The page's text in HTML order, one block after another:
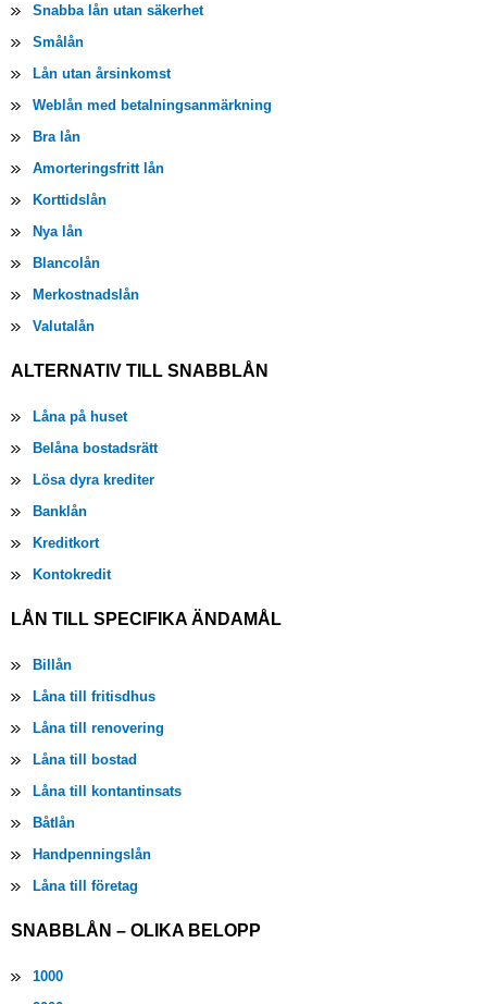
Snabba lån utan säkerhet
Smålån
Lån utan årsinkomst
Weblån med betalningsanmärkning
Bra lån
Amorteringsfritt lån
Korttidslån
Nya lån
Blancolån
Merkostnadslån
Valutalån
ALTERNATIV TILL SNABBLÅN
Låna på huset
Belåna bostadsrätt
Lösa dyra krediter
Banklån
Kreditkort
Kontokredit
LÅN TILL SPECIFIKA ÄNDAMÅL
Billån
Låna till fritisdhus
Låna till renovering
Låna till bostad
Låna till kontantinsats
Båtlån
Handpenningslån
Låna till företag
SNABBLÅN – OLIKA BELOPP
1000